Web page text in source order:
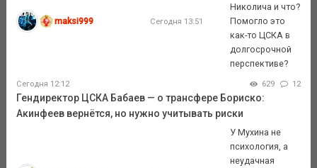
maksi999 Сегодня 13:51
Николича и что?
Помогло это
как-то ЦСКА в
долгосрочной
перспективе?
Сегодня 12:12 629 12
Гендиректор ЦСКА Бабаев — о трансфере Бориско:
Акинфеев вернётся, но нужно учитывать риски
У Мухина не
психология, а
неудачная